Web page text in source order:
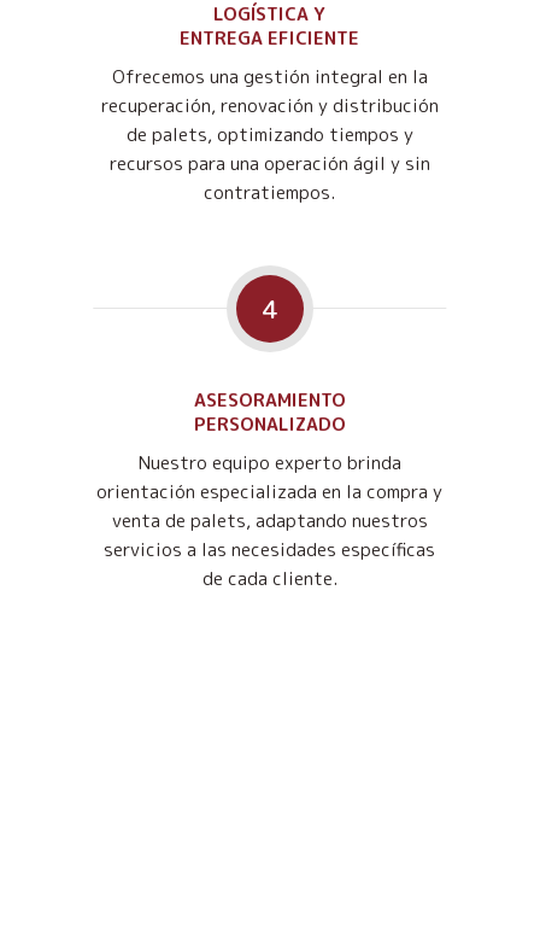
LOGÍSTICA Y
ENTREGA EFICIENTE
Ofrecemos una gestión integral en la
recuperación, renovación y distribución
de palets, optimizando tiempos y
recursos para una operación ágil y sin
contratiempos.
4
ASESORAMIENTO
PERSONALIZADO
Nuestro equipo experto brinda
orientación especializada en la compra y
venta de palets, adaptando nuestros
servicios a las necesidades específicas
de cada cliente.